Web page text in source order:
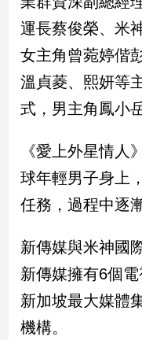
點
民
調
國
會
點
觀
岸/
國
際
社
地
運長蔡俊榮、米
女主角曾菀婷偕
溫貞菱、熙妍等
式，男主角鳳小
《愛上外星情人
球年輕男子身上
任務，過程中逐
新傳媒與米神國
新傳媒擁有6個
新加坡最大媒體
機構。